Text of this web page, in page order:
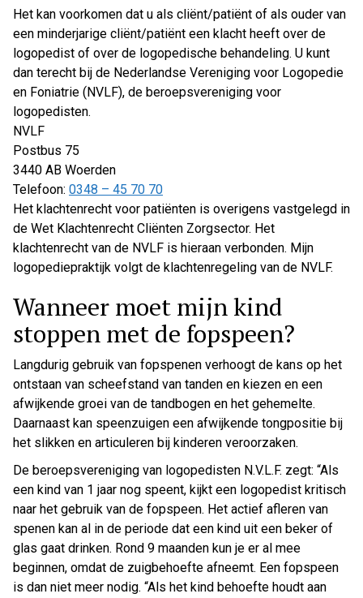
Het kan voorkomen dat u als cliënt/patiënt of als ouder van
een minderjarige cliënt/patiënt een klacht heeft over de
logopedist of over de logopedische behandeling. U kunt
dan terecht bij de Nederlandse Vereniging voor Logopedie
en Foniatrie (NVLF), de beroepsvereniging voor
logopedisten.
NVLF
Postbus 75
3440 AB Woerden
Telefoon: 0348 – 45 70 70
Het klachtenrecht voor patiënten is overigens vastgelegd in
de Wet Klachtenrecht Cliënten Zorgsector. Het
klachtenrecht van de NVLF is hieraan verbonden. Mijn
logopediepraktijk volgt de klachtenregeling van de NVLF.
Wanneer moet mijn kind
stoppen met de fopspeen?
Langdurig gebruik van fopspenen verhoogt de kans op het
ontstaan van scheefstand van tanden en kiezen en een
afwijkende groei van de tandbogen en het gehemelte.
Daarnaast kan speenzuigen een afwijkende tongpositie bij
het slikken en articuleren bij kinderen veroorzaken.
De beroepsvereniging van logopedisten N.V.L.F. zegt: “Als
een kind van 1 jaar nog speent, kijkt een logopedist kritisch
naar het gebruik van de fopspeen. Het actief afleren van
spenen kan al in de periode dat een kind uit een beker of
glas gaat drinken. Rond 9 maanden kun je er al mee
beginnen, omdat de zuigbehoefte afneemt. Een fopspeen
is dan niet meer nodig. “Als het kind behoefte houdt aan